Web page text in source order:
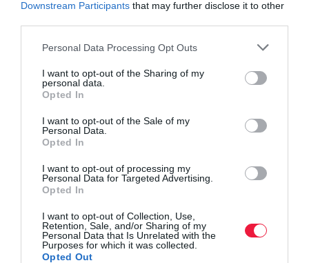
Downstream Participants that may further disclose it to other
Please note that this website/app uses one or more Google
not limited to your visit or usage behaviour. You may click to
grant or deny consent to Google and its third-party tags to
use your data for below specified purposes in below Google
consent section.
Personal Data Processing Opt Outs
I want to opt-out of the Sharing of my
personal data.
Opted In
I want to opt-out of the Sale of my
Personal Data.
Opted In
I want to opt-out of processing my
Personal Data for Targeted Advertising.
Opted In
I want to opt-out of Collection, Use,
Retention, Sale, and/or Sharing of my
Personal Data that Is Unrelated with the
Purposes for which it was collected.
Opted Out
manapság az elektromos autós akkuk jóval tovább bírhatják, mint
kapacitásuk folyamatosan növekszik, az előállítási költségük
pedig csökken.
akkumulátor villanyautó